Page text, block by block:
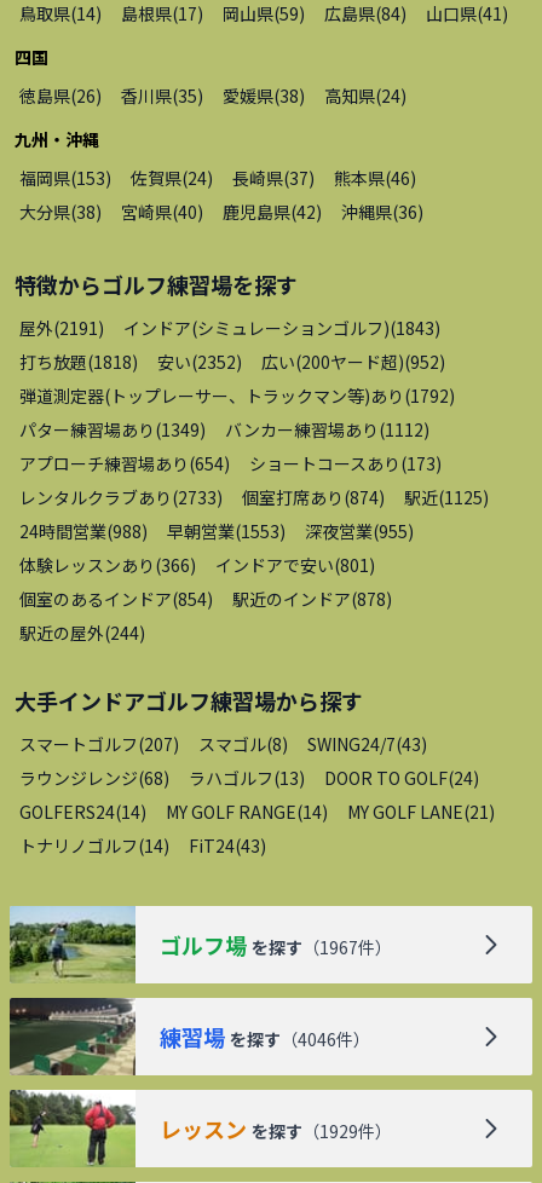
鳥取県(14) 島根県(17) 岡山県(59) 広島県(84) 山口県(41)
四国
徳島県(26) 香川県(35) 愛媛県(38) 高知県(24)
九州・沖縄
福岡県(153) 佐賀県(24) 長崎県(37) 熊本県(46)
大分県(38) 宮崎県(40) 鹿児島県(42) 沖縄県(36)
特徴からゴルフ練習場を探す
屋外(2191) インドア(シミュレーションゴルフ)(1843)
打ち放題(1818) 安い(2352) 広い(200ヤード超)(952)
弾道測定器(トップレーサー、トラックマン等)あり (1792)
パター練習場あり (1349) バンカー練習場あり (1112)
アプローチ練習場あり (654) ショートコースあり (173)
レンタルクラブあり (2733) 個室打席あり (874) 駅近(1125)
24時間営業(988) 早朝営業(1553) 深夜営業(955)
体験レッスンあり (366) インドアで安い(801)
個室のあるインドア(854) 駅近のインドア(878)
駅近の屋外(244)
大手インドアゴルフ練習場から探す
スマートゴルフ(207) スマゴル(8) SWING24/7(43)
ラウンジレンジ(68) ラハゴルフ(13) DOOR TO GOLF(24)
GOLFERS24(14) MY GOLF RANGE(14) MY GOLF LANE(21)
トナリノゴルフ(14) FiT24(43)
ゴルフ場 を探す （1967件）
練習場 を探す （4046件）
レッスン を探す （1929件）